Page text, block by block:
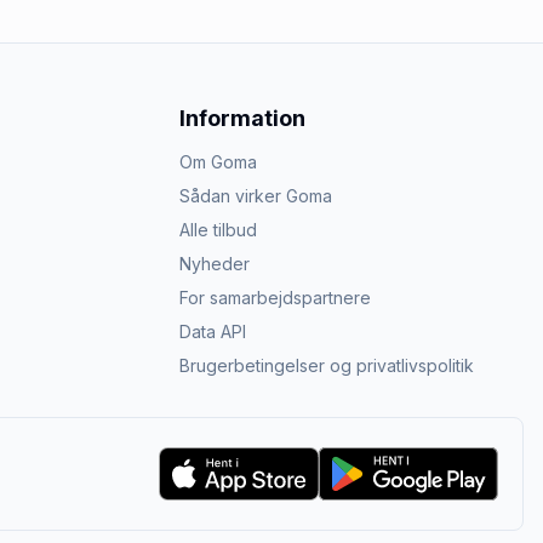
Information
Om Goma
Sådan virker Goma
Alle tilbud
Nyheder
For samarbejdspartnere
Data API
Brugerbetingelser og privatlivspolitik